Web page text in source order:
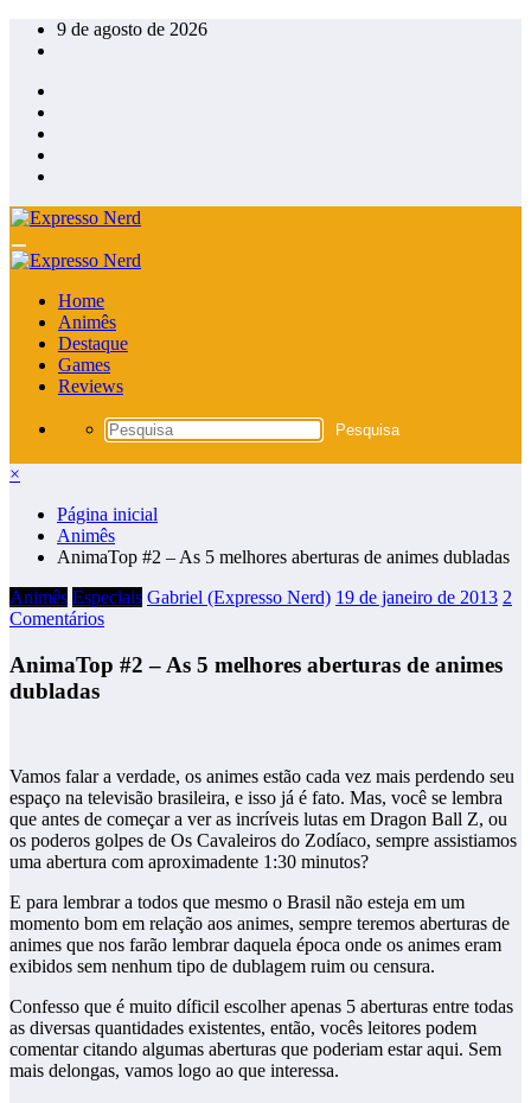
Pular
para
conteúdo
9 de agosto de 2026
Home
Animês
Destaque
Games
Reviews
×
Página inicial
Animês
AnimaTop #2 – As 5 melhores aberturas de animes dubladas
Animês Especiais Gabriel (Expresso Nerd) 19 de janeiro de 2013 2
Comentários
AnimaTop #2 – As 5 melhores aberturas de animes
dubladas
Vamos falar a verdade, os animes estão cada vez mais perdendo seu
espaço na televisão brasileira, e isso já é fato. Mas, você se lembra
que antes de começar a ver as incríveis lutas em Dragon Ball Z, ou
os poderos golpes de Os Cavaleiros do Zodíaco, sempre assistiamos
uma abertura com aproximadente 1:30 minutos?
E para lembrar a todos que mesmo o Brasil não esteja em um
momento bom em relação aos animes, sempre teremos aberturas de
animes que nos farão lembrar daquela época onde os animes eram
exibidos sem nenhum tipo de dublagem ruim ou censura.
Confesso que é muito díficil escolher apenas 5 aberturas entre todas
as diversas quantidades existentes, então, vocês leitores podem
comentar citando algumas aberturas que poderiam estar aqui. Sem
mais delongas, vamos logo ao que interessa.